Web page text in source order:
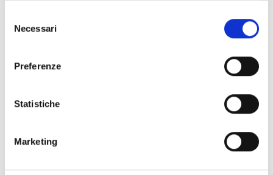
delNecessari
Preferenze
Statistiche
Marketing